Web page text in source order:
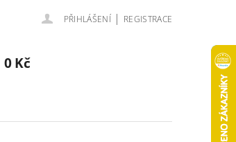
PŘIHLÁŠENÍ | REGISTRACE
0 Kč